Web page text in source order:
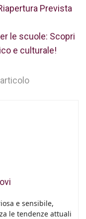
Prevista
le scuole: Scopri
e culturale!
e sensibile,
le tendenze attuali